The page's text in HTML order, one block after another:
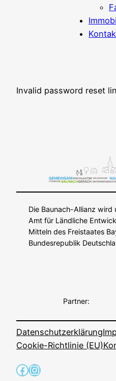
Invalid password reset
Die Baunach-Allianz
Amt für Ländliche
Mitteln des Freistaates
Bundesrepublik
Partner:
Datenschutzerklärung
Cookie-Richtlinie (EU)
Facebook
Instagram